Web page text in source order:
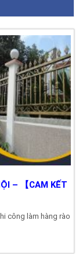
– 【CAM KẾT
công làm hàng rào